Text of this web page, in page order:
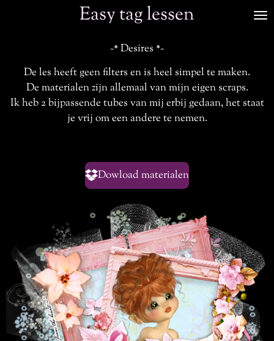
hoofdinhoud
Easy tag lessen
~* Desires *~
De les heeft geen filters en is heel simpel te maken.
De materialen zijn allemaal van mijn eigen scraps.
Ik heb 2 bijpassende tubes van mij erbij gedaan, het staat
je vrij om een andere te nemen.
Dowload materialen